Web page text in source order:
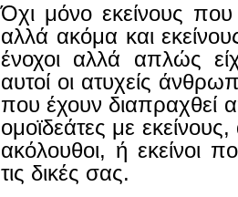
Όχι μόνο εκείνους
αλλά ακόμα και
ένοχοι αλλά απλώς
αυτοί οι ατυχείς
που έχουν διαπραχθεί
ομοϊδεάτες με
ακόλουθοι, ή εκείνοι
τις δικές σας.